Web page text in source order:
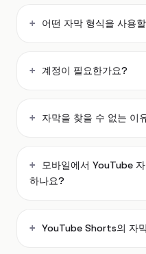
어떤 자막 형식을 사용
계정이 필요한가요?
자막을 찾을 수 없는 이
모바일에서 YouTube
하나요?
YouTube Shorts의 자